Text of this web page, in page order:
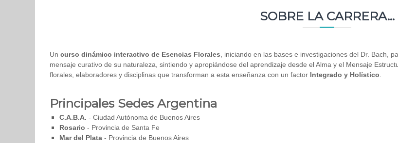
SOBRE LA CARRERA...
Un curso dinámico interactivo de Esencias Florales , iniciando en las bases e investigaciones del Dr. Bach,
mensaje curativo de su naturaleza, sintiendo y apropiándose del aprendizaje desde el Alma y el Mensaje
florales, elaboradores y disciplinas que transforman a esta enseñanza con un factor Integrado y Holístico
Principales Sedes Argentina
C.A.B.A. - Ciudad Autónoma de Buenos Aires
Rosario - Provincia de Santa Fe
Mar del Plata - Provincia de Buenos Aires